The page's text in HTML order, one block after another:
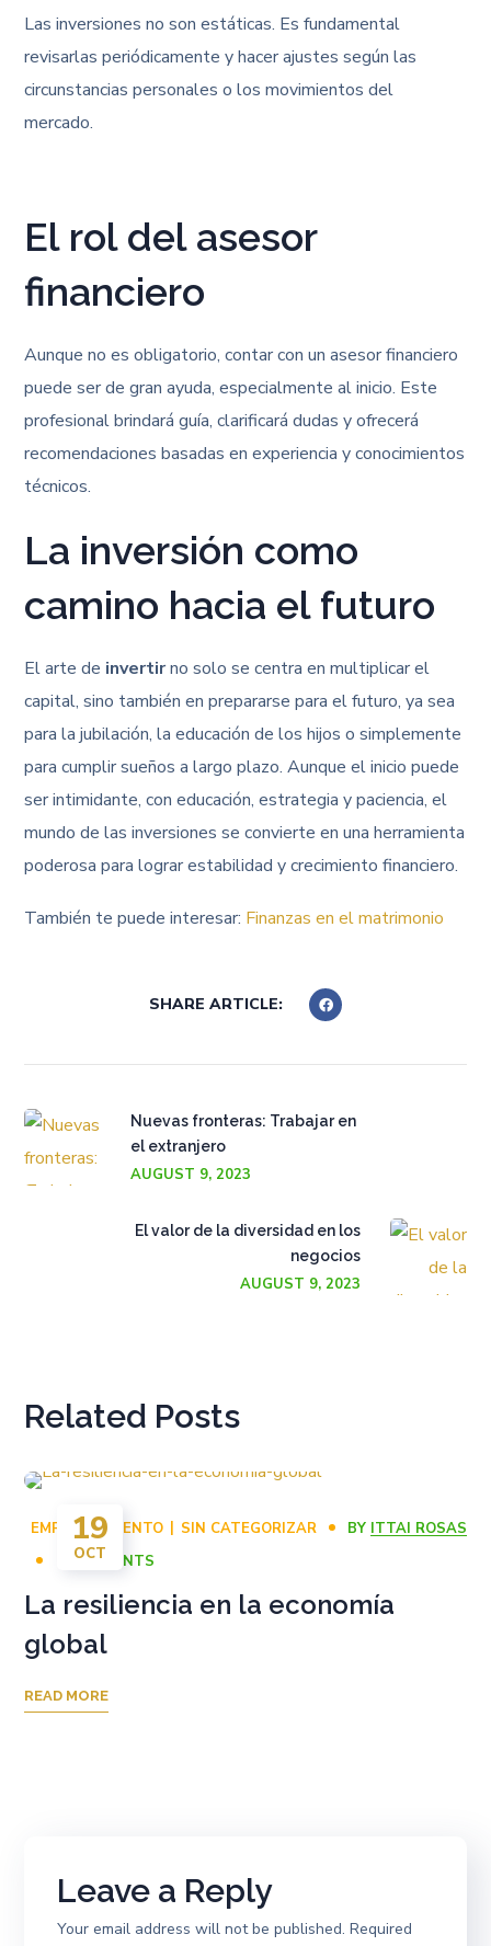
Las inversiones no son estáticas. Es fundamental
revisarlas periódicamente y hacer ajustes según las
circunstancias personales o los movimientos del
mercado.
El rol del asesor
financiero
Aunque no es obligatorio, contar con un asesor financiero
puede ser de gran ayuda, especialmente al inicio. Este
profesional brindará guía, clarificará dudas y ofrecerá
recomendaciones basadas en experiencia y conocimientos
técnicos.
La inversión como
camino hacia el futuro
El arte de invertirno solo se centra en multiplicar el
capital, sino también en prepararse para el futuro, ya sea
para la jubilación, la educación de los hijos o simplemente
para cumplir sueños a largo plazo. Aunque el inicio puede
ser intimidante, con educación, estrategia y paciencia, el
mundo de las inversiones se convierte en una herramienta
poderosa para lograr estabilidad y crecimiento financiero.
También te puede interesar: Finanzas en el matrimonio
SHARE ARTICLE:
Nuevas fronteras: Trabajar en
el extranjero
AUGUST 9, 2023
El valor de la diversidad en los
negocios
AUGUST 9, 2023
Related Posts
19
OCT
EMPRENDIMIENTO SIN CATEGORIZAR BY ITTAI ROSAS
0 COMMENTS
La resiliencia en la economía
global
READ MORE
Leave a Reply
Your email address will not be published. Required